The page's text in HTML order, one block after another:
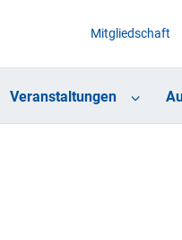
Mitgliedschaft
Veranstaltungen